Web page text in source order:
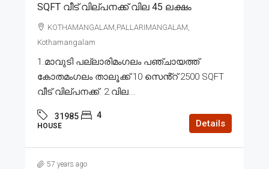
SQFT വീട് വില്പനക്ക് വില 45 ലക്ഷം
KOTHAMANGALAM,PALLARIMANGALAM,
Kothamangalam
1.മാവുടി പല്ലാരിമംഗലം പഞ്ചായത്ത്
കോതമംഗലം താലൂക്ക് 10 സെൻ്റ് 2500 SQFT
വീട് വില്പനക്ക്. 2.വില...
31985 4
HOUSE Details
57 years ago